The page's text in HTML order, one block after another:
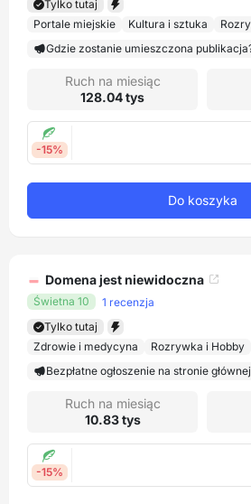
Tylko tutaj
Portale miejskie
Kultura i sztuka
Gdzie zostanie umieszczona
Ruch na miesiąc
128.04 tys
-15%
Do koszyka
Domena jest niewidoczna
Świetna 10
1 recenzja
Tylko tutaj
Zdrowie i medycyna
Rozrywka i Hobby
Bezpłatne ogłoszenie na stronie głównej
Ruch na miesiąc
10.83 tys
-15%